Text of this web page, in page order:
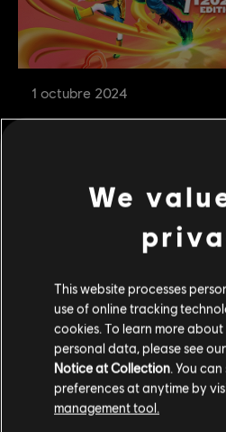
1 octubre 2024
Version 25.0.0 is
everything about it!
MÁS INFORMACIÓN
We
This website processes
use of online tracking
cookies. To learn more
personal data, please see our
Notice at Collection. You
preferences at anytime by
management tool.